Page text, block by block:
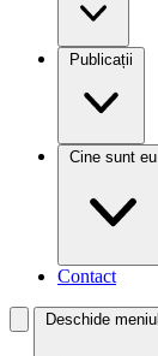
Publicații
Cine sunt eu
Contact
Deschide meniul